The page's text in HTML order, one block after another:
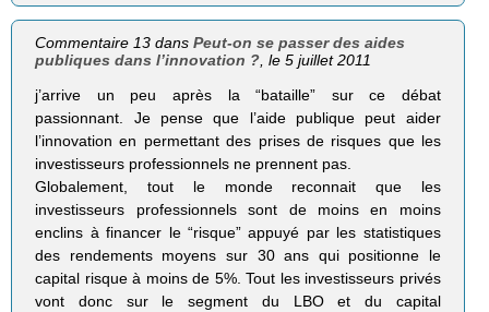
Commentaire 13 dansPeut-on se passer des aides
publiques dans l’innovation ?, le 5 juillet 2011
j’arrive un peu après la “bataille” sur ce débat
passionnant. Je pense que l’aide publique peut aider
l’innovation en permettant des prises de risques que les
investisseurs professionnels ne prennent pas.
Globalement, tout le monde reconnait que les
investisseurs professionnels sont de moins en moins
enclins à financer le “risque” appuyé par les statistiques
des rendements moyens sur 30 ans qui positionne le
capital risque à moins de 5%. Tout les investisseurs privés
vont donc sur le segment du LBO et du capital